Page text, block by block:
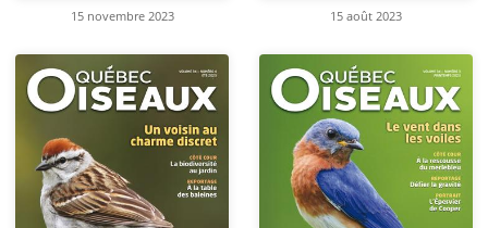
15 novembre 2023 15 août 2023